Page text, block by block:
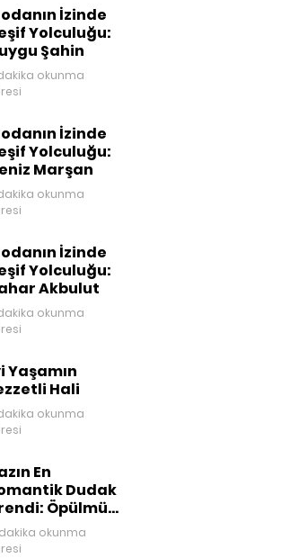
İzinde
Yolculuğu:
Şahin
okunma
İzinde
Yolculuğu:
Marşan
okunma
İzinde
Yolculuğu:
Akbulut
okunma
Yaşamın
Hali
okunma
En
Dudak
Öpülmüş
okunma